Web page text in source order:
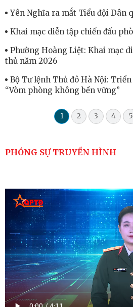
Yên Nghĩa ra mắt Tiểu đội Dân
Khai mạc diễn tập chiến đấu
Phường Hoàng Liệt: Khai mạc
thủ năm 2026
Bộ Tư lệnh Thủ đô Hà Nội:
“Vòm phòng không bền vững”
1 2 3 4 5
PHÓNG SỰ TRUYỀN HÌNH